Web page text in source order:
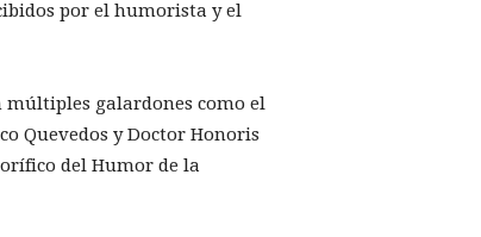
por el humorista y el
galardones como el
Quevedos y Doctor Honoris
del Humor de la